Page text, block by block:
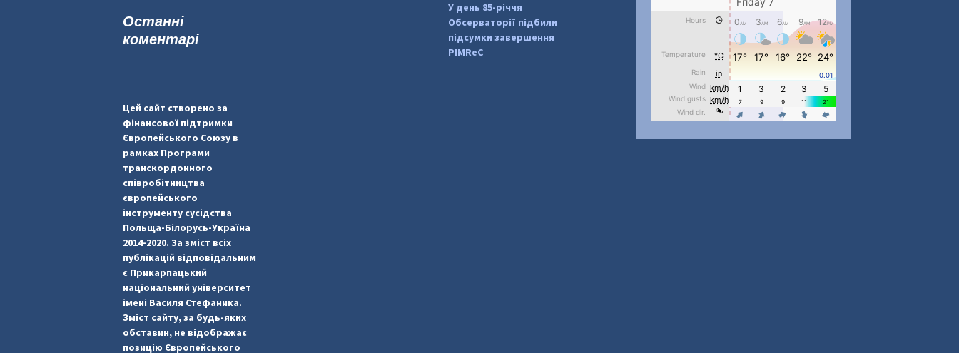
#PipIvanToday ...
pimrec_project
:
У день 85-річчя
Обсерваторії підбили
підсумки завершення
PIMReC
Останні
коментарі
Цей сайт створено за
фінансової підтримки
Європейського Союзу в
рамках Програми
транскордонного
співробітництва
європейського
інструменту сусідства
Польща-Білорусь-Україна
2014-2020. За зміст всіх
публікацій відповідальним
є Прикарпацький
національний університет
імені Василя Стефаника.
Зміст сайту, за будь-яких
обставин, не відображає
позицію Європейського